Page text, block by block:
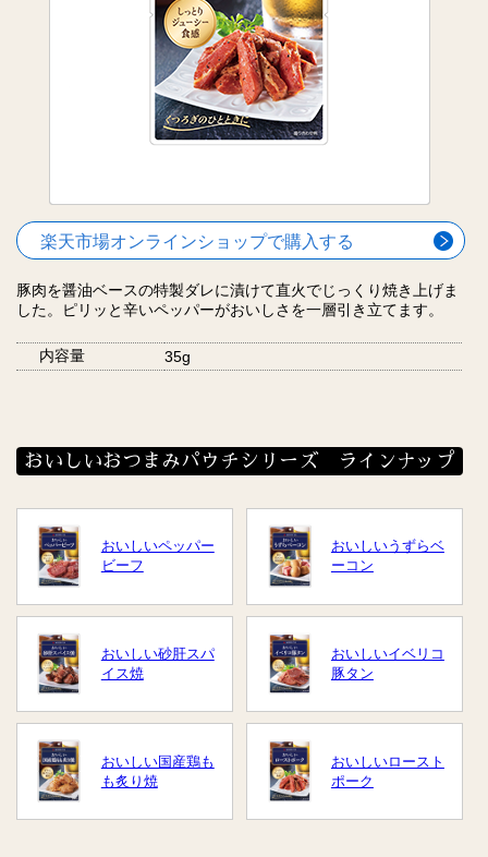
楽天市場オンラインショップで購入する
豚肉を醤油ベースの特製ダレに漬けて直火でじっくり焼き上げま
した。ピリッと辛いペッパーがおいしさを一層引き立てます。
内容量 35g
おいしいおつまみパウチシリーズ ラインナップ
おいしいペッパー
ビーフ
おいしいうずらベ
ーコン
おいしい砂肝スパ
イス焼
おいしいイベリコ
豚タン
おいしい国産鶏も
も炙り焼
おいしいロースト
ポーク